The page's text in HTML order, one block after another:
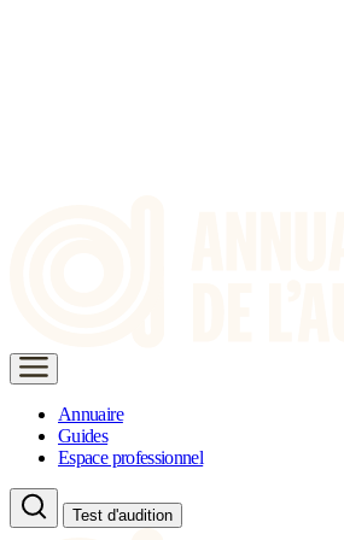
Annuaire
Guides
Espace professionnel
Test d'audition